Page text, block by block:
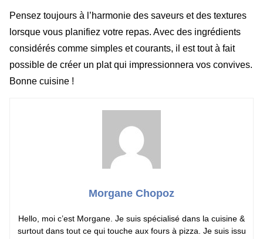
Pensez toujours à l’harmonie des saveurs et des textures
lorsque vous planifiez votre repas. Avec des ingrédients
considérés comme simples et courants, il est tout à fait
possible de créer un plat qui impressionnera vos convives.
Bonne cuisine !
Morgane Chopoz
Hello, moi c’est Morgane. Je suis spécialisé dans la cuisine &
surtout dans tout ce qui touche aux fours à pizza. Je suis issu